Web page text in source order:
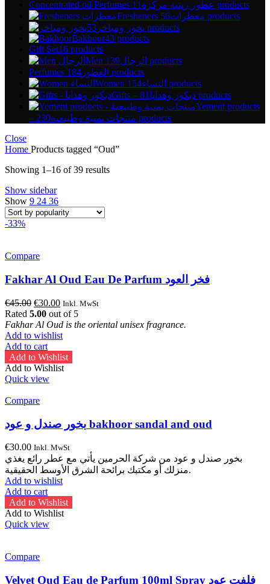
Concentrated oil Perfumes عطور زيتية مركزة 11 products
Fresheners معطرات 56 products
بخور ومباخر 53 products
Bakhoor43 products
Gift Set16 products
Men الرجال 139 products
Perfumes العطور 184 products
Women النساء 154 products
Gifts – ديكور وهدايا 81 products
Yemeni products
– منتجات يمنية وطبيعية 230 products
Close
Home Products tagged “Oud”
Showing 1–16 of 39 resultsSorted
Show sidebar
Show 9 24 36
-33%
Compare
Fakhar Al Oud Eau De Parfum فخر العود
€45.00 Original
price
was:
€45.00.
€30.00Current
price
is:
€30.00.
Inkl. MwSt
Rated 5.00 out of 5
Fakhar Al Oud is the oriental unisex fragrance.
Add to wishlist
Add to cart
Add to Wishlist
Add to Wishlist
Quick view
Compare
بخور صندل و عود bakhoor sandal and oud
€30.00 Inkl. MwSt
بخور صندل و عود من شركة الحرمين يأتي مع عطر رائع يغذي
منزلك أو مكتبك برائحة الشرق الأوسط الحقيقية.
Add to wishlist
Add to cart
Add to Wishlist
Add to Wishlist
Quick view
Compare
Velvet Oud Eau de Parfum 100ml Spray فلفت عود